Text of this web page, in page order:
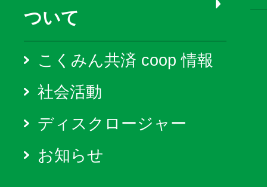
ついて
こくみん共済 coop 情報
社会活動
ディスクロージャー
お知らせ